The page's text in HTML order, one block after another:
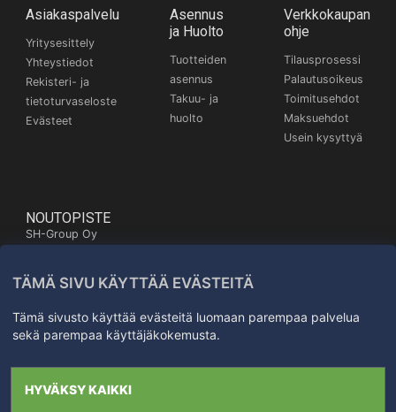
Asiakaspalvelu
Yritysesittely
Yhteystiedot
Rekisteri- ja
tietoturvaseloste
Evästeet
Asennus
ja Huolto
Tuotteiden
asennus
Takuu- ja
huolto
Verkkokaupan
ohje
Tilausprosessi
Palautusoikeus
Toimitusehdot
Maksuehdot
Usein kysyttyä
NOUTOPISTE
SH-Group Oy
20700 Turku
Kartta
TÄMÄ SIVU KÄYTTÄÄ EVÄSTEITÄ
Tämä sivusto käyttää evästeitä luomaan parempaa palvelua
sekä parempaa käyttäjäkokemusta.
HYVÄKSY KAIKKI